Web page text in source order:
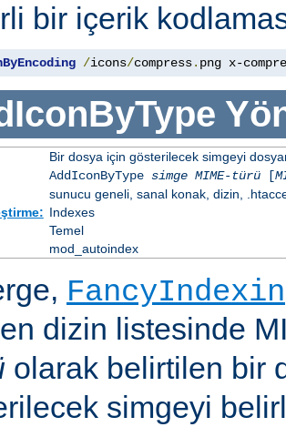
bir içerik
/icons/compress. png x-
Bir dosya için gösterilecek simgeyi
AddIconByType simge MIME-türü[
sunucu geneli, sanal konak, dizin,
Indexes
Temel
mod_autoindex
dizin listesinde
olarak belirtilen bir
simgeyi